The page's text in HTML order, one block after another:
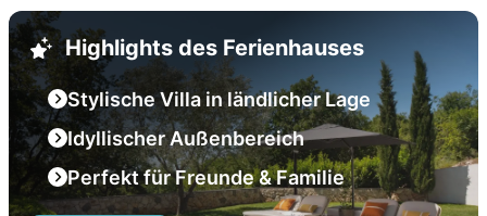
Highlights des Ferienhauses
Stylische Villa in ländlicher Lage
Idyllischer Außenbereich
Perfekt für Freunde & Familie